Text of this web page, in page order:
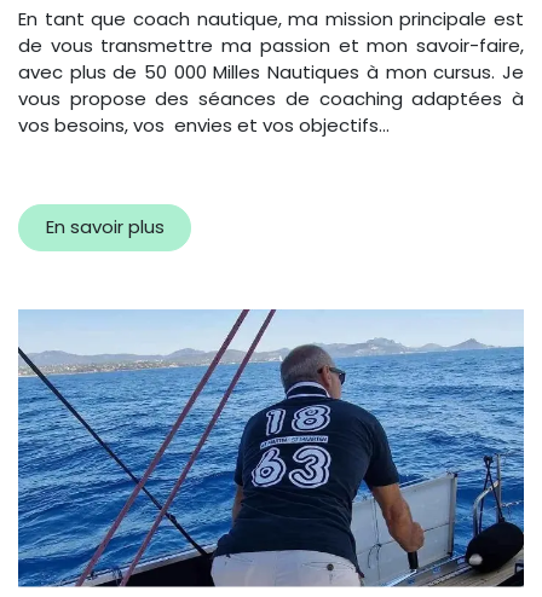
En tant que coach nautique, ma mission principale est
de vous transmettre ma passion et mon savoir-faire,
avec plus de 50 000 Milles Nautiques à mon cursus. Je
vous propose des séances de coaching adaptées à
vos besoins, vos envies et vos objectifs...
En savoir plus